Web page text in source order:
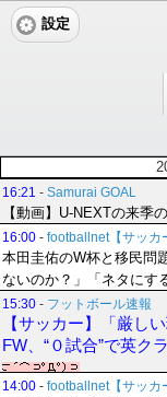
設定
16:21 - Samurai GOAL
【動画】U-NEXTの来
16:00 - footballnet【サッカ
本田圭佑のW杯と移民問
ないのか？」「ネタに
15:30 - フットボール速報
【サッカー】「厳し
FW、“０試合”で英ク
14:00 - footballnet【サッカ